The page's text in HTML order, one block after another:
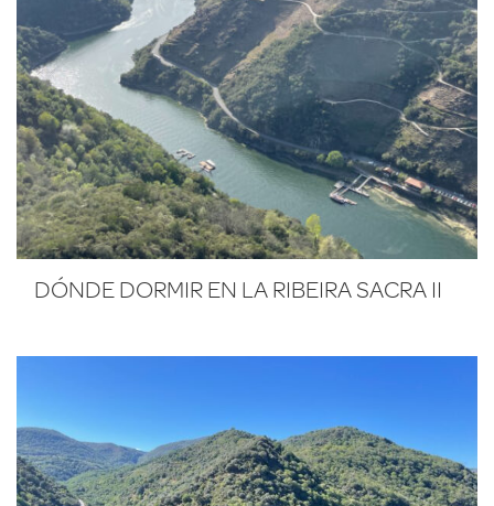
He olvidado mi contraseña
ACCEDER
DÓNDE DORMIR EN LA RIBEIRA SACRA II